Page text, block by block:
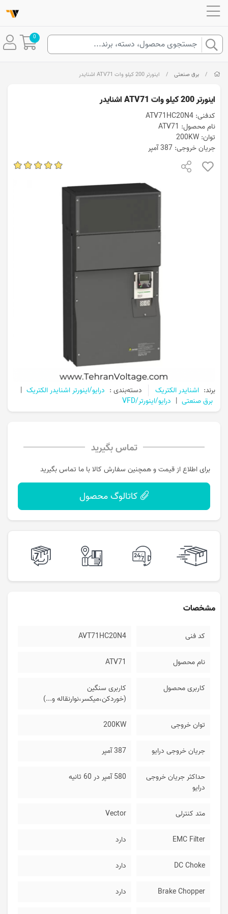
0
/ برق صنعتی / اینورتر 200 کيلو وات ATV71 اشنایدر
اینورتر 200 کيلو وات ATV71 اشنایدر
کدفنی: ATV71HC20N4
نام محصول: ATV71
توان: 200KW
جریان خروجی: 387 آمپر
برند: اشنایدر الکتریک دسته‌بندی : درایو/اینورتر اشنایدر الکتریک |
برق صنعتی | درایو/اینورتر/VFD
تماس بگیرید
برای اطلاع از قیمت و همچنین سفارش کالا با ما تماس بگیرید
کاتالوگ محصول
مشخصات
کد فنی AVT71HC20N4
نام محصول ATV71
کاربری محصول
کاربری سنگین
(خوردکن،میکسر،نوارنقاله و...)
توان خروجی 200KW
جریان خروجی درایو 387 آمپر
حداکثر جریان خروجی
درایو
580 آمپر در 60 ثانیه
متد کنترلی Vector
EMC Filter دارد
DC Choke دارد
Brake Chopper دارد